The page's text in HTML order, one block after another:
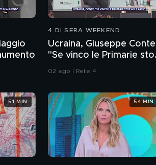
4 DI SERA WEEKEND
Ucraina, Giuseppe
"Se vinco le Primarie
alle armi"
02 ago | Rete 4
51 MIN 54 MIN